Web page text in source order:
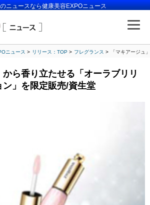
ニュースなら健康美容EXPOニュース
ニュース リリース：TOP フレグランス 「マキアージュ
から香り立たせる「オーラブリリ
」を限定販売/資生堂